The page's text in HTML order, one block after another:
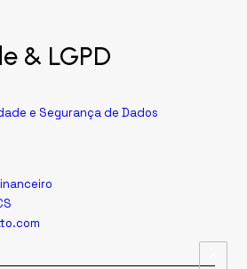
& LGPD
e Segurança de Dados